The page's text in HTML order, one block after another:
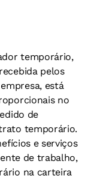
temporário,
pelos
está
no
de
temporário.
e serviços
de trabalho,
na carteira